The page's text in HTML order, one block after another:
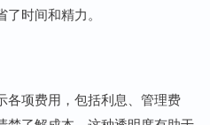
时间和精力。
各项费用，包括利息、管理费